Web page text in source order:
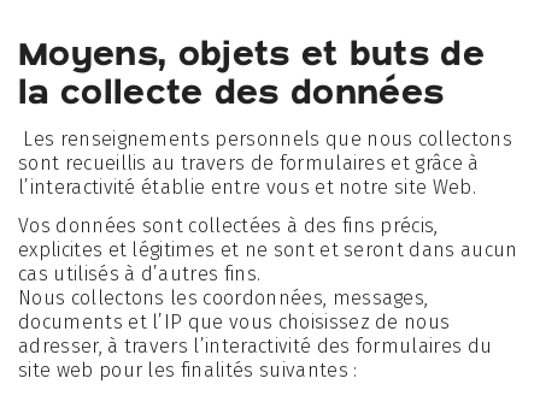
Moyens, objets et buts de
la collecte des données
Les renseignements personnels que nous collectons
sont recueillis au travers de formulaires et grâce à
l’interactivité établie entre vous et notre site Web.
Vos données sont collectées à des fins précis,
explicites et légitimes et ne sont et seront dans aucun
cas utilisés à d’autres fins.
Nous collectons les coordonnées, messages,
documents et l’IP que vous choisissez de nous
adresser, à travers l’interactivité des formulaires du
site web pour les finalités suivantes :